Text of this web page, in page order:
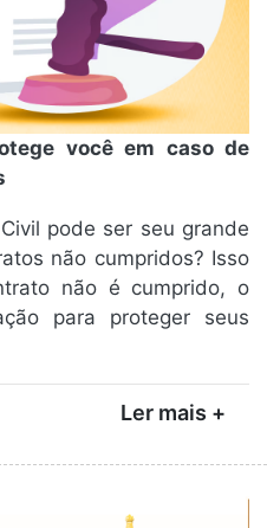
você em caso de
pode ser seu grande
não cumpridos? Isso
não é cumprido, o
para proteger seus
Ler mais +